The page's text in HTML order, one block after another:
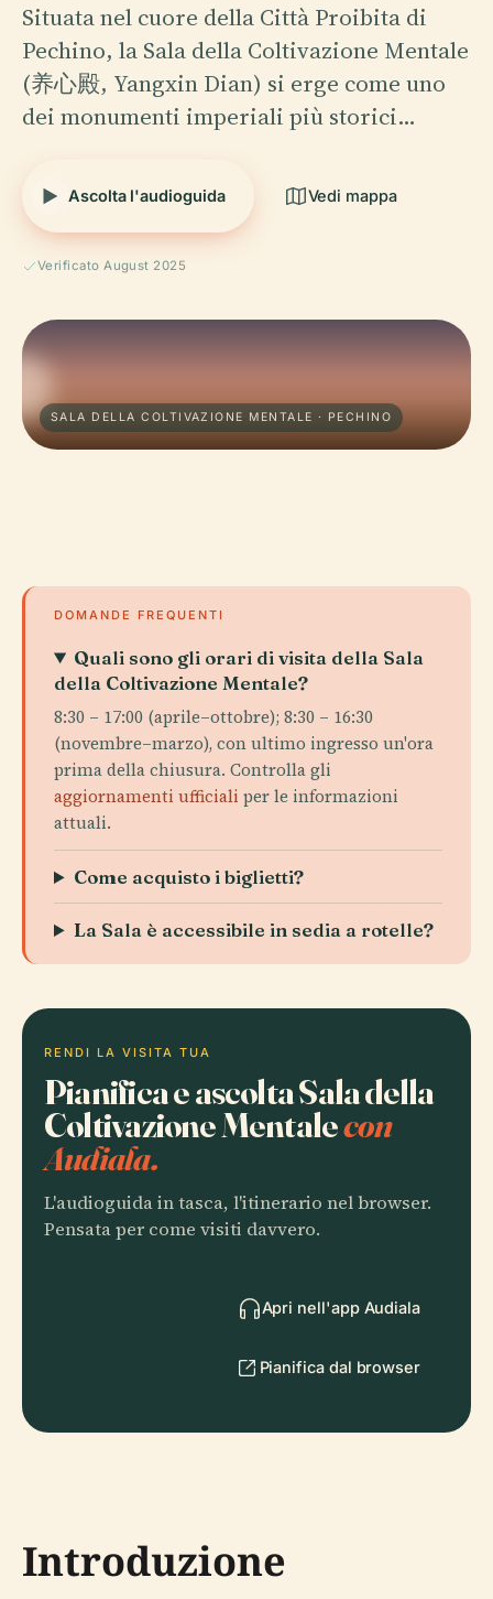
Situata nel cuore della Città Proibita di
Pechino, la Sala della Coltivazione Mentale
(养心殿, Yangxin Dian) si erge come uno
dei monumenti imperiali più storici…
Ascolta l'audioguida Vedi mappa
Verificato August 2025
SALA DELLA COLTIVAZIONE MENTALE · PECHINO
DOMANDE FREQUENTI
Quali sono gli orari di visita della Sala
della Coltivazione Mentale?
8:30 – 17:00 (aprile–ottobre); 8:30 – 16:30
(novembre–marzo), con ultimo ingresso un'ora
prima della chiusura. Controlla gli
aggiornamenti ufficiali per le informazioni
attuali.
Come acquisto i biglietti?
La Sala è accessibile in sedia a rotelle?
RENDI LA VISITA TUA
Pianifica e ascolta Sala della
Coltivazione Mentalecon
Audiala.
L'audioguida in tasca, l'itinerario nel browser.
Pensata per come visiti davvero.
Apri nell'app Audiala
Pianifica dal browser
Introduzione